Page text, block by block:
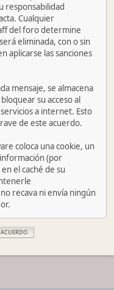
responsabilidad
Cualquier
del foro determine
eliminada, con o sin
aplicarse las sanciones
mensaje, se almacena
su acceso al
a internet. Esto
de este acuerdo.
coloca una cookie, un
(por
el caché de su
recava ni envía ningún